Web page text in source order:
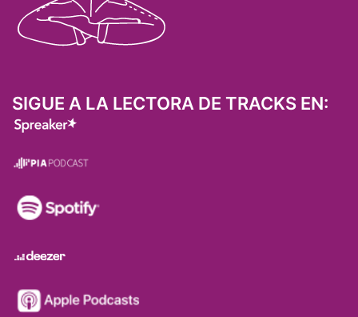
SIGUE A LA LECTORA DE TRACKS EN: